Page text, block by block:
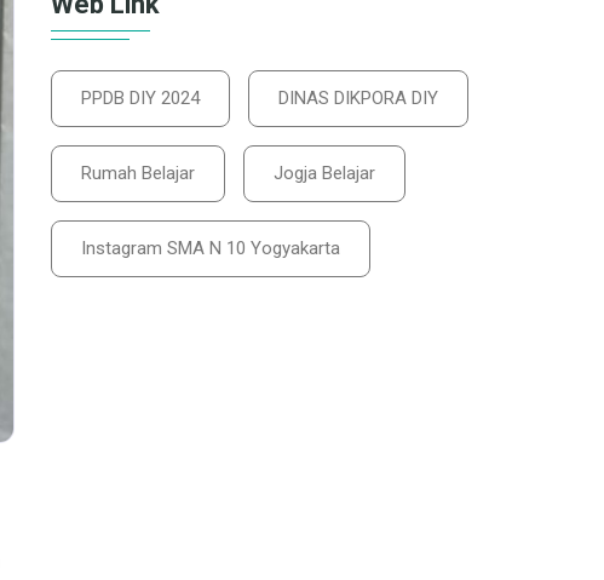
PPDB DIY 2024 DINAS DIKPORA DIY
Rumah Belajar Jogja Belajar
Instagram SMA N 10 Yogyakarta